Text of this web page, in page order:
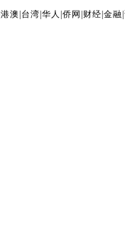
|港澳 台湾 |华人 |侨网 财经 |金融 |